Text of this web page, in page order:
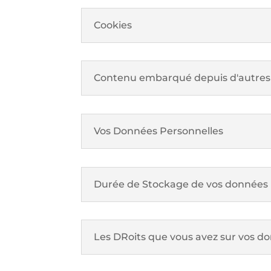
Cookies
Contenu embarqué depuis
Vos Données Personnelles
Durée de Stockage de vos données
Les DRoits que vous avez sur vos